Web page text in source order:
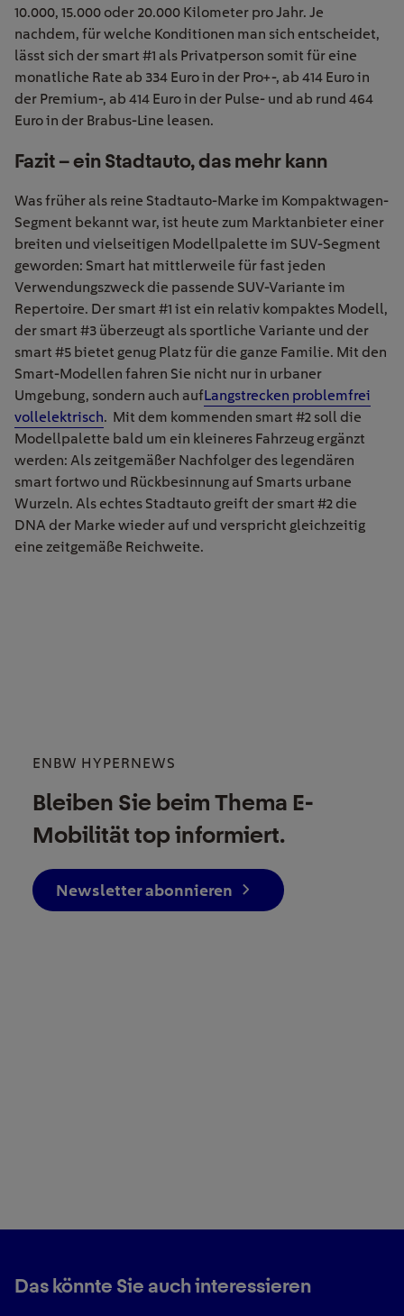
10.000, 15.000 oder 20.000 Kilometer pro Jahr. Je
nachdem, für welche Konditionen man sich entscheidet,
lässt sich der smart #1 als Privatperson somit für eine
monatliche Rate ab 334 Euro in der Pro+-, ab 414 Euro in
der Premium-, ab 414 Euro in der Pulse- und ab rund 464
Euro in der Brabus-Line leasen.
Fazit – ein Stadtauto, das mehr kann
Was früher als reine Stadtauto-Marke im Kompaktwagen-
Segment bekannt war, ist heute zum Marktanbieter einer
breiten und vielseitigen Modellpalette im SUV-Segment
geworden: Smart hat mittlerweile für fast jeden
Verwendungszweck die passende SUV-Variante im
Repertoire. Der smart #1 ist ein relativ kompaktes Modell,
der smart #3 überzeugt als sportliche Variante und der
smart #5 bietet genug Platz für die ganze Familie. Mit den
Smart-Modellen fahren Sie nicht nur in urbaner
Umgebung, sondern auch aufLangstrecken problemfrei
vollelektrisch. Mit dem kommenden smart #2 soll die
Modellpalette bald um ein kleineres Fahrzeug ergänzt
werden: Als zeitgemäßer Nachfolger des legendären
smart fortwo und Rückbesinnung auf Smarts urbane
Wurzeln. Als echtes Stadtauto greift der smart #2 die
DNA der Marke wieder auf und verspricht gleichzeitig
eine zeitgemäße Reichweite.
ENBW HYPERNEWS
Bleiben Sie beim Thema E-
Mobilität top informiert.
Newsletter abonnieren
Das könnte Sie auch interessieren